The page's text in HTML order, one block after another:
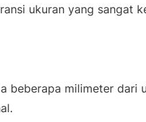
ukuran yang sangat
beberapa milimeter dari